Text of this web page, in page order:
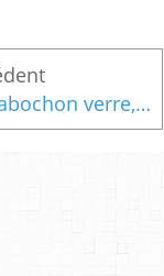
Peint,artiste,cabochon verre, rond,25 mm,broche, metal bronze,fleurs,tulipes,vieilli, gothique, baroque, hyppie, bohème,bijou fantastique, punk,fermoir,epingle, serie rose, bik046, lacik, bijou femme